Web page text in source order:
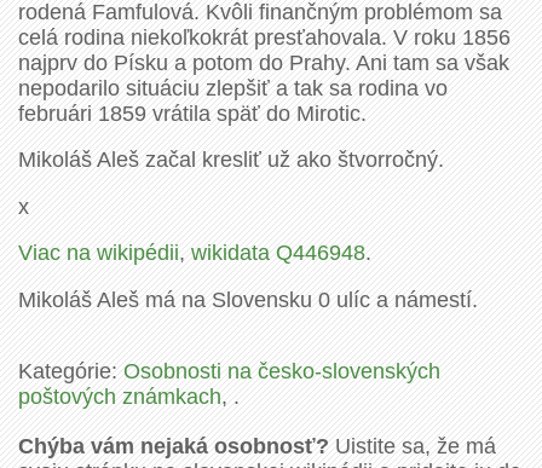
rodená Famfulová. Kvôli finančným problémom sa
celá rodina niekoľkokrát presťahovala. V roku 1856
najprv do Písku a potom do Prahy. Ani tam sa však
nepodarilo situáciu zlepšiť a tak sa rodina vo
februári 1859 vrátila späť do Mirotic.
Mikoláš Aleš začal kresliť už ako štvorročný.
x
Viac na wikipédii,wikidata Q446948.
Mikoláš Aleš má na Slovensku 0 ulíc a námestí.
Kategórie:Osobnosti na česko-slovenských
poštových známkach, .
Chýba vám nejaká osobnosť?Uistite sa, že má